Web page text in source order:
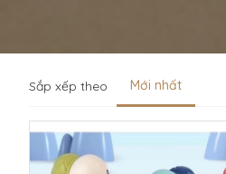
Sắp xếp theo Mới nhất